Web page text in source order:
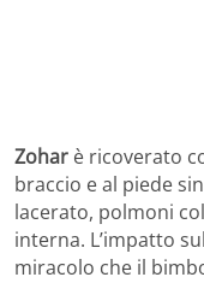
Zohar è ricoverato
braccio e al piede
lacerato, polmoni
interna. L’impatto
miracolo che il